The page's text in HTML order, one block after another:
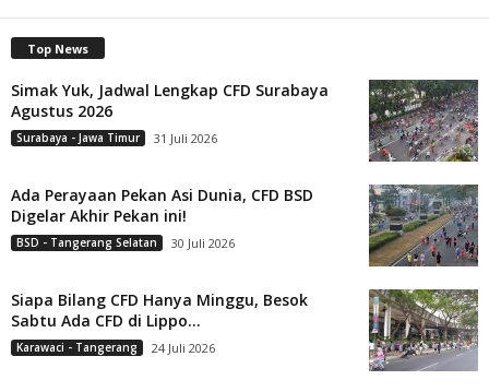
Top News
Simak Yuk, Jadwal Lengkap CFD Surabaya
Agustus 2026
Surabaya - Jawa Timur 31 Juli 2026
Ada Perayaan Pekan Asi Dunia, CFD BSD
Digelar Akhir Pekan ini!
BSD - Tangerang Selatan 30 Juli 2026
Siapa Bilang CFD Hanya Minggu, Besok
Sabtu Ada CFD di Lippo...
Karawaci - Tangerang 24 Juli 2026